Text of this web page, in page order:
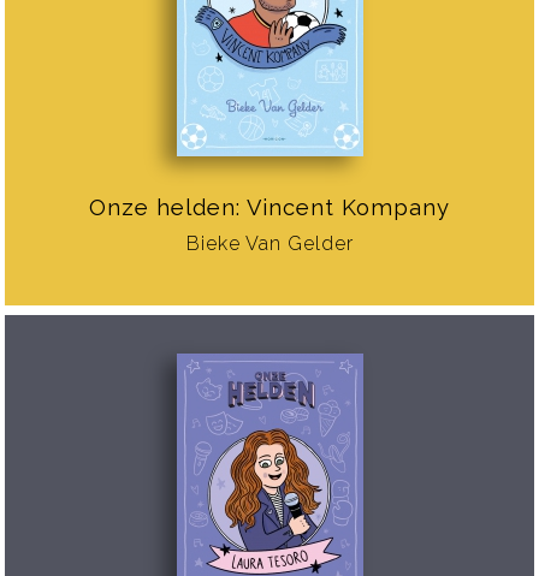
Onze helden: Vincent Kompany
Bieke Van Gelder